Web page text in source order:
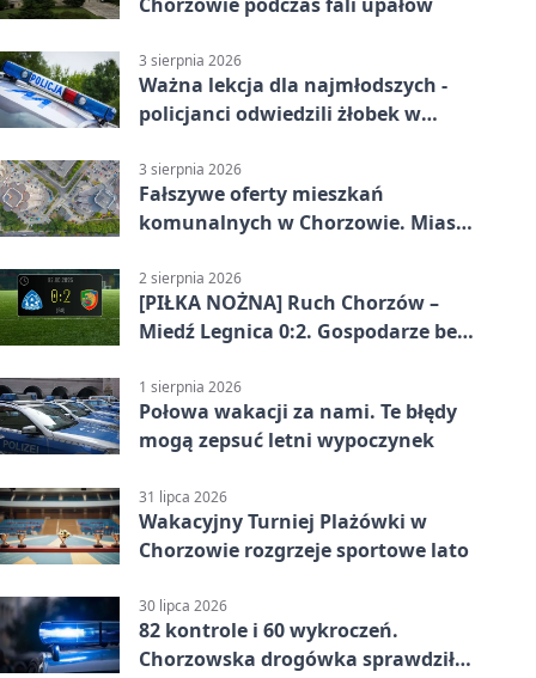
3 sierpnia 2026
Ważna lekcja dla najmłodszych -
policjanci odwiedzili żłobek w
3 sierpnia 2026
Fałszywe oferty mieszkań
komunalnych w Chorzowie. Miasto
2 sierpnia 2026
[PIŁKA NOŻNA] Ruch Chorzów –
Miedź Legnica 0:2. Gospodarze bez
1 sierpnia 2026
Połowa wakacji za nami. Te błędy
mogą zepsuć letni wypoczynek
31 lipca 2026
Wakacyjny Turniej Plażówki w
Chorzowie rozgrzeje sportowe lato
30 lipca 2026
82 kontrole i 60 wykroczeń.
Chorzowska drogówka sprawdziła